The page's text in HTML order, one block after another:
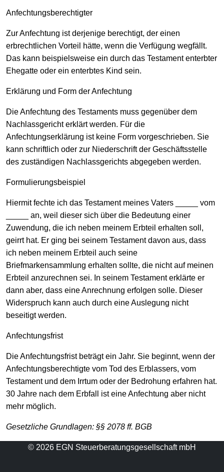
Anfechtungsberechtigter
Zur Anfechtung ist derjenige berechtigt, der einen
erbrechtlichen Vorteil hätte, wenn die Verfügung wegfällt.
Das kann beispielsweise ein durch das Testament enterbter
Ehegatte oder ein enterbtes Kind sein.
Erklärung und Form der Anfechtung
Die Anfechtung des Testaments muss gegenüber dem
Nachlassgericht erklärt werden. Für die
Anfechtungserklärung ist keine Form vorgeschrieben. Sie
kann schriftlich oder zur Niederschrift der Geschäftsstelle
des zuständigen Nachlassgerichts abgegeben werden.
Formulierungsbeispiel
Hiermit fechte ich das Testament meines Vaters _____ vom
_____ an, weil dieser sich über die Bedeutung einer
Zuwendung, die ich neben meinem Erbteil erhalten soll,
geirrt hat. Er ging bei seinem Testament davon aus, dass
ich neben meinem Erbteil auch seine
Briefmarkensammlung erhalten sollte, die nicht auf meinen
Erbteil anzurechnen sei. In seinem Testament erklärte er
dann aber, dass eine Anrechnung erfolgen solle. Dieser
Widerspruch kann auch durch eine Auslegung nicht
beseitigt werden.
Anfechtungsfrist
Die Anfechtungsfrist beträgt ein Jahr. Sie beginnt, wenn der
Anfechtungsberechtigte vom Tod des Erblassers, vom
Testament und dem Irrtum oder der Bedrohung erfahren hat.
30 Jahre nach dem Erbfall ist eine Anfechtung aber nicht
mehr möglich.
Gesetzliche Grundlagen: §§ 2078 ff. BGB
© 2026 EGN Steuerberatungsgesellschaft mbH